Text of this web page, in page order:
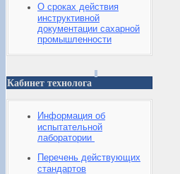
О сроках действия
инструктивной
документации сахарной
промышленности
Кабинет технолога
Информация об
испытательной
лаборатории
Перечень действующих
стандартов